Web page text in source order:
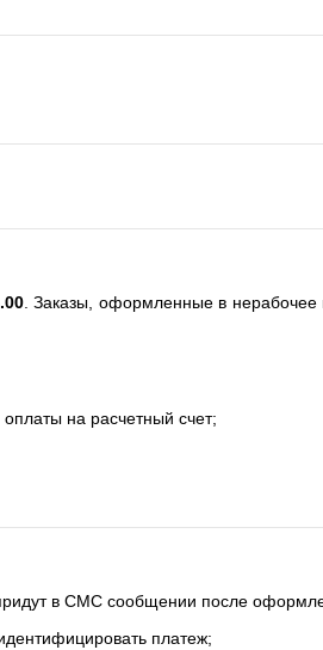
. Заказы, оформленные в нерабочее
на расчетный счет;
в СМС сообщении после
платеж;